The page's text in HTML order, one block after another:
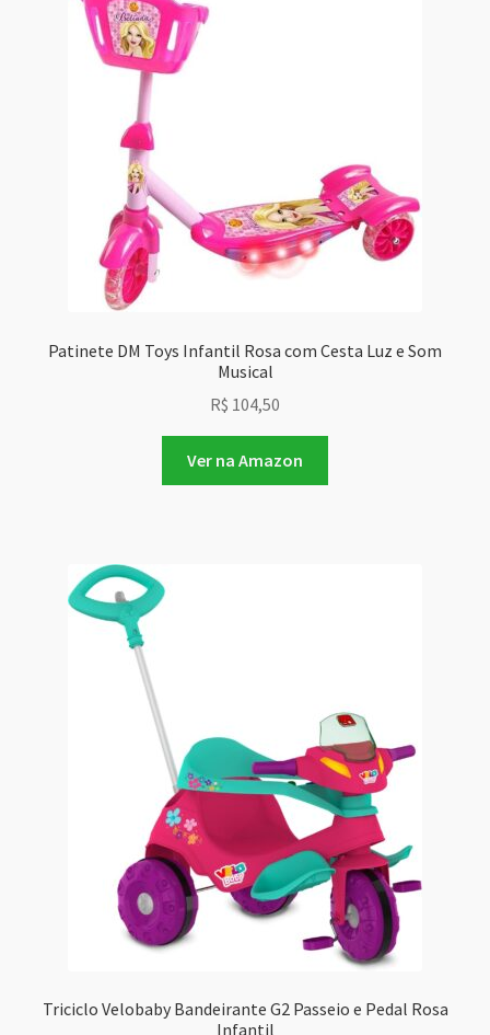
Patinete DM Toys Infantil Rosa com Cesta Luz e Som
Musical
R$ 104,50
Ver na Amazon
Triciclo Velobaby Bandeirante G2 Passeio e Pedal Rosa
Infantil